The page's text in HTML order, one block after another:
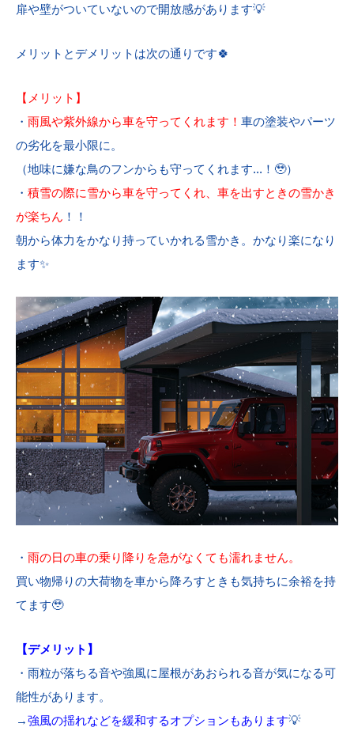
扉や壁がついていないので開放感があります💡
メリットとデメリットは次の通りです🍀
【メリット】
・ 雨風や紫外線から車を守ってくれます！ 車の塗装やパーツ
の劣化を最小限に。
（地味に嫌な鳥のフンからも守ってくれます…！🥹）
・ 積雪の際に雪から車を守ってくれ、車を出すときの雪かき
が楽ちん ！！
朝から体力をかなり持っていかれる雪かき。かなり楽になり
ます✨
・ 雨の日の車の乗り降りを急がなくても濡れません。
買い物帰りの大荷物を車から降ろすときも気持ちに余裕を持
てます🥹
【デメリット】
・雨粒が落ちる音や強風に屋根があおられる音が気になる可
能性があります。
→強風の揺れなどを緩和するオプションもあります💡